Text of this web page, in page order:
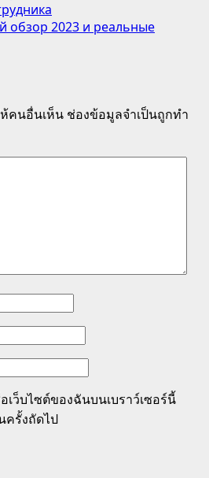
обзор 2023 и реальные
คนอื่นเห็น ช่องข้อมูลจำเป็นถูกทำ
ว็บไซต์ของฉันบนเบราว์เซอร์นี้
ครั้งถัดไป